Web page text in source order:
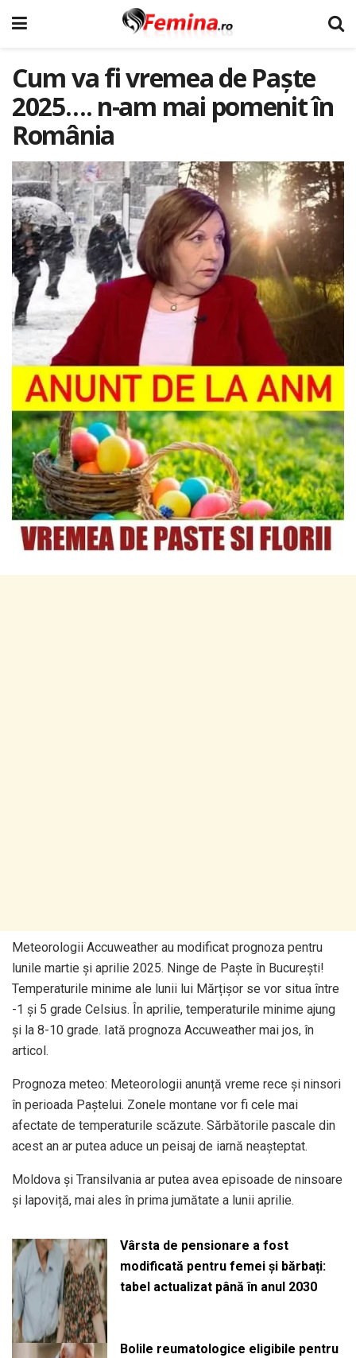
Cum va fi vremea de Paște
2025…. n-am mai pomenit în
România
Meteorologii Accuweather au modificat prognoza pentru
lunile martie și aprilie 2025. Ninge de Paște în București!
Temperaturile minime ale lunii lui Mărțișor se vor situa între
-1 și 5 grade Celsius. În aprilie, temperaturile minime ajung
și la 8-10 grade. Iată prognoza Accuweather mai jos, în
articol.
Prognoza meteo: Meteorologii anunță vreme rece și ninsori
în perioada Paștelui. Zonele montane vor fi cele mai
afectate de temperaturile scăzute. Sărbătorile pascale din
acest an ar putea aduce un peisaj de iarnă neașteptat.
Moldova și Transilvania ar putea avea episoade de ninsoare
și lapoviță, mai ales în prima jumătate a lunii aprilie.
Vârsta de pensionare a fost
modificată pentru femei și bărbați:
tabel actualizat până în anul 2030
Bolile reumatologice eligibile pentru